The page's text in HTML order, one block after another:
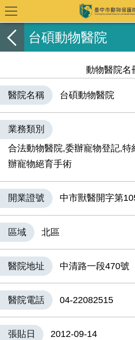
台碩動物醫院
動物醫院名
醫院名稱 台碩動物醫院
業務類別
合法動物醫院,委辦寵物登記,
辦寵物絕育手術
開業證號 中市獸醫開字第
區域 北區
醫院地址 中清路一段470號
醫院電話 04-22082515
張貼日 2012-09-14